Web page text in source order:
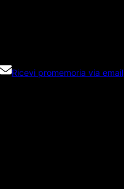
Ricevi promemoria via email